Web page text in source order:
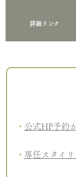
詳細リンク
公式HP予約
専任スタイ